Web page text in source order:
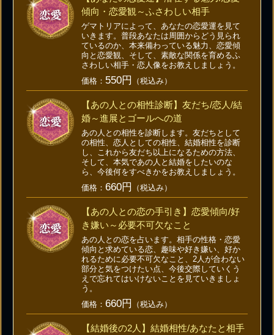
傾向・恋愛観～ふさわしい相手
ゲマトリアによって、あなたの恋愛運を見て
いきます。普段あなたは周囲からどう見られ
ているのか、本来備わっている魅力、恋愛傾
向と恋愛観、そして、素敵な関係を育めるふ
さわしい相手・恋人像をお教えしましょう。
価格： 550円 （税込み）
【あの人との相性診断】友だち/恋人/結
婚～進展とゴールへの道
あの人との相性を診断します。友だちとして
の相性、恋人としての相性、結婚相性を診断
し、これから友だち以上になるための方法、
そして、本気であの人と結婚をしたいのな
ら、今後何をすべきかをお教えしましょう。
価格：660円 （税込み）
【あの人との恋の手引き】恋愛傾向/好
き嫌い～必要不可欠なこと
あの人との恋を占います。相手の性格・恋愛
傾向と求めている恋、趣味や好き嫌い、好か
れるために必要不可欠なこと、2人が合わない
部分と気をつけたい点、今後交際していくう
えで忘れてはいけないことを見ていきましょ
う。
価格：660円 （税込み）
【結婚後の2人】結婚相性/あなたと相手